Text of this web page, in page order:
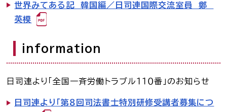
世界みてある記 韓国編／日司連国際交流室員 鄭
英模
information
日司連より「全国一斉労働トラブル１１０番」のお知らせ
日司連より「第８回司法書士特別研修受講者募集につ